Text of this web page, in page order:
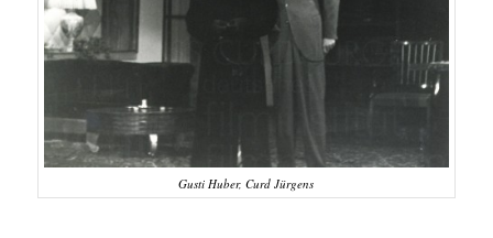
Gusti Huber, Curd Jürgens